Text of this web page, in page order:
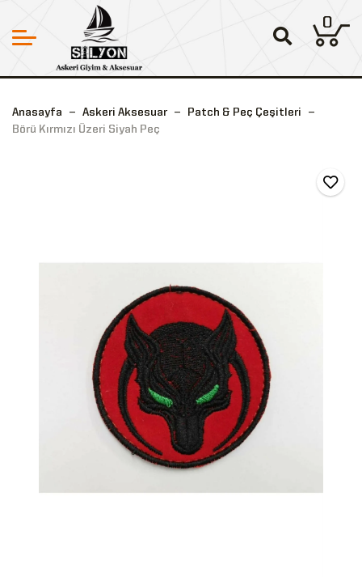
0
Anasayfa Askeri Aksesuar
Patch & Peç Çeşitleri
Börü Kırmızı Üzeri Siyah Peç